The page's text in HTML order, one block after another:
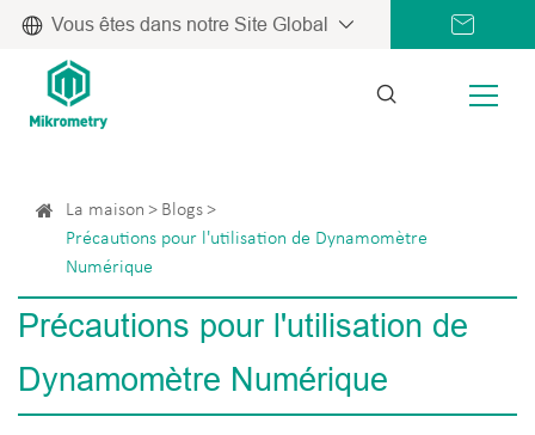
Vous êtes dans notre Site Global
La maison
Blogs
Précautions pour l'utilisation de Dynamomètre
Numérique
Précautions pour l'utilisation de
Dynamomètre Numérique